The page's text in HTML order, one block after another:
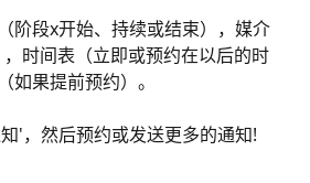
阶段x开始、持续或结束），媒介
，时间表（立即或预约在以后的时
如果提前预约）。
'，然后预约或发送更多的通知!